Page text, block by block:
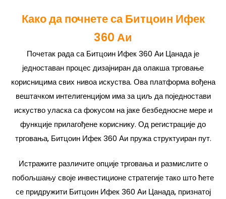
Како да почнете са Битцоин Ифек
360 Аи
Почетак рада са Битцоин Ифек 360 Аи Цанада је
једноставан процес дизајниран да олакша трговање
корисницима свих нивоа искуства. Ова платформа вођена
вештачком интелигенцијом има за циљ да поједностави
искуство уласка са фокусом на јаке безбедносне мере и
функције прилагођене кориснику. Од регистрације до
трговања, Битцоин Ифек 360 Аи пружа структуиран пут.
Истражите различите опције трговања и размислите о
побољшању своје инвестиционе стратегије тако што ћете
се придружити Битцоин Ифек 360 Аи Цанада, признатој